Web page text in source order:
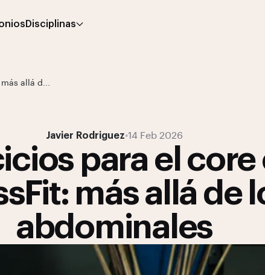
Disciplinas
allá d...
Javier Rodriguez•14 Feb 2026
para el core
más allá de
abdominales